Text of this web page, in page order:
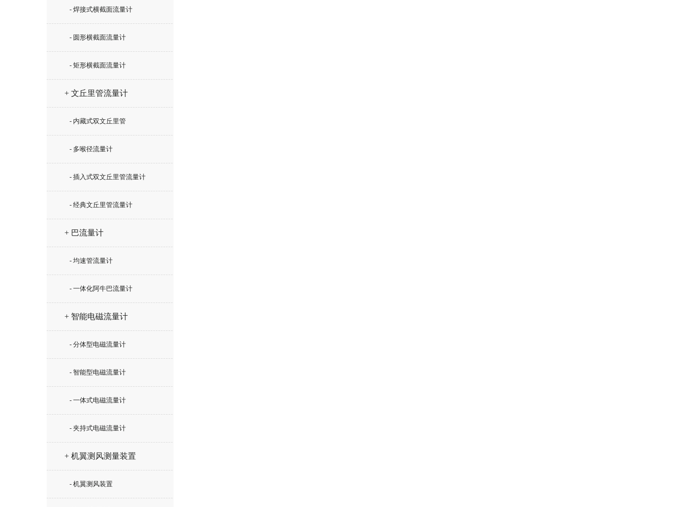
- 焊接式横截面流量计
- 圆形横截面流量计
- 矩形横截面流量计
+ 文丘里管流量计
- 内藏式双文丘里管
- 多喉径流量计
- 插入式双文丘里管流量计
- 经典文丘里管流量计
+ 巴流量计
- 均速管流量计
- 一体化阿牛巴流量计
+ 智能电磁流量计
- 分体型电磁流量计
- 智能型电磁流量计
- 一体式电磁流量计
- 夹持式电磁流量计
+ 机翼测风测量装置
- 机翼测风装置